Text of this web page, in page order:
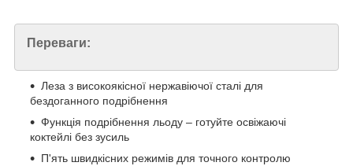
Переваги:
Леза з високоякісної нержавіючої сталі для
бездоганного подрібнення
Функція подрібнення льоду – готуйте освіжаючі
коктейлі без зусиль
П'ять швидкісних режимів для точного контролю